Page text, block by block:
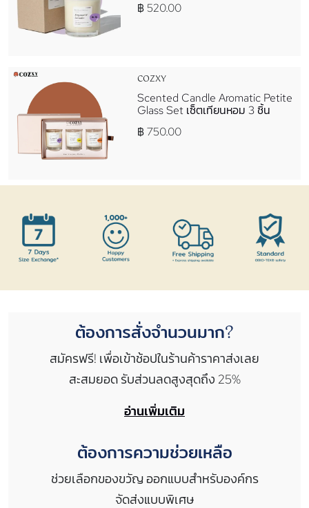
฿ 520.00
COZXY
Scented Candle Aromatic Petite
Glass Set เซ็ตเทียนหอม 3 ชิ้น
฿ 750.00
ต้องการสั่งจำนวนมาก?
สมัครฟรี! เพื่อเข้าช้อปในร้านค้าราคาส่งเลย
สะสมยอด รับส่วนลดสูงสุดถึง 25%
อ่านเพิ่มเติม
ต้องการความช่วยเหลือ
ช่วยเลือกของขวัญ ออกแบบสำหรับองค์กร
จัดส่งแบบพิเศษ